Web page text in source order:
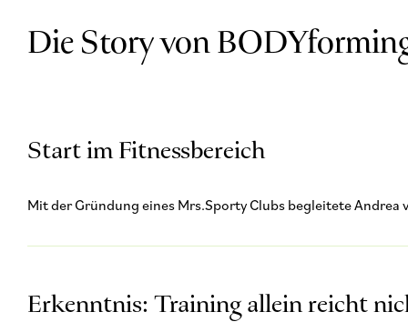
Die Story von
Start im Fitnessbereich
Mit der Gründung eines Mrs.Sporty Clubs begleitete
Erkenntnis: Training allein reicht